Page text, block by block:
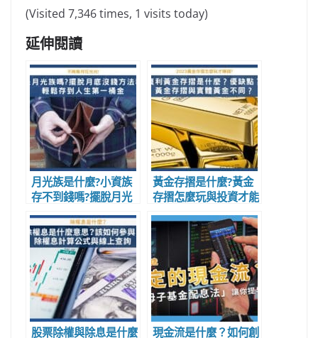
(Visited 7,346 times, 1 visits today)
延伸閱讀
月光族是什麼?小資族
存不到錢嗎?擺脫月光
族方法教學，輕鬆存到
人生第一桶金
黃金存摺是什麼?黃金
存摺怎麼玩與投資才能
賺錢?黃金存摺跟體黃
金不同?
股票除權與除息是什麼 現金流是什麼？如何創